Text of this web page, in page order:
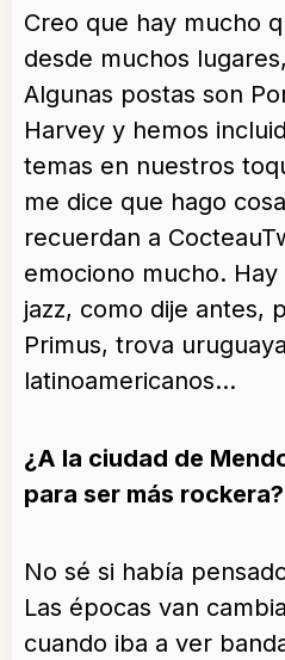
Creo que hay mucho
desde muchos
Algunas postas son
Harvey y hemos
temas en nuestros
me dice que hago
recuerdan a
emociono mucho.
jazz, como dije antes,
Primus, trova
latinoamericanos…
¿A la ciudad de
para ser más rockera?
No sé si había
Las épocas van
cuando iba a ver